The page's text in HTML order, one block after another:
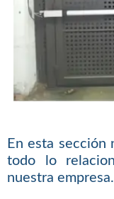
En esta sección
todo lo
nuestra empresa.